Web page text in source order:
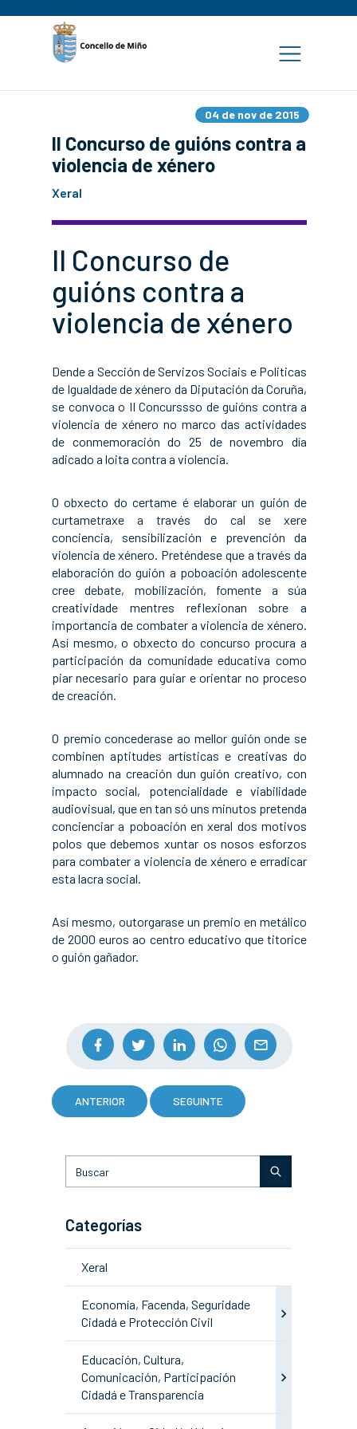
04 de nov de 2015
II Concurso de guións contra a
violencia de xénero
Xeral
II Concurso de
guións contra a
violencia de xénero
Dende a Sección de Servizos Sociais e Politicas
de Igualdade de xénero da Diputación da Coruña,
se convoca o II Concurssso de guións contra a
violencia de xénero no marco das actividades
de conmemoración do 25 de novembro día
adicado a loita contra a violencia.
O obxecto do certame é elaborar un guión de
curtametraxe a través do cal se xere
conciencia, sensibilización e prevención da
violencia de xénero. Preténdese que a través da
elaboración do guión a poboación adolescente
cree debate, mobilización, fomente a súa
creatividade mentres reflexionan sobre a
importancia de combater a violencia de xénero.
Así mesmo, o obxecto do concurso procura a
participación da comunidade educativa como
piar necesario para guiar e orientar no proceso
de creación.
O premio concederase ao mellor guión onde se
combinen aptitudes artísticas e creativas do
alumnado na creación dun guión creativo, con
impacto social, potencialidade e viabilidade
audiovisual, que en tan só uns minutos pretenda
concienciar a poboación en xeral dos motivos
polos que debemos xuntar os nosos esforzos
para combater a violencia de xénero e erradicar
esta lacra social.
Así mesmo, outorgarase un premio en metálico
de 2000 euros ao centro educativo que titorice
o guión gañador.
ANTERIOR SEGUINTE
Categorías
Xeral
Economía, Facenda, Seguridade
Cidadá e Protección Civil
Educación, Cultura,
Comunicación, Participación
Cidadá e Transparencia